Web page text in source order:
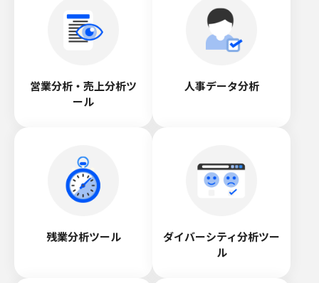
営業分析・売上分析ツ
ール
人事データ分析
残業分析ツール
ダイバーシティ分析ツー
ル